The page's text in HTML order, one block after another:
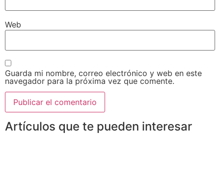
Web
Guarda mi nombre, correo electrónico y web en este
navegador para la próxima vez que comente.
Artículos que te pueden interesar